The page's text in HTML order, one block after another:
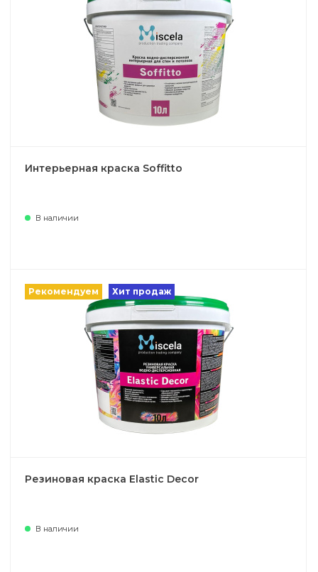
Интерьерная краска Soffitto
В наличии
Рекомендуем Хит продаж
Резиновая краска Elastic Decor
В наличии